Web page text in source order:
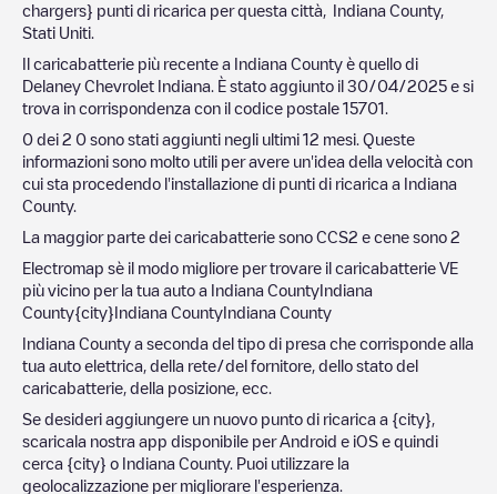
chargers} punti di ricarica per questa città, Indiana County,
Stati Uniti
Il caricabatterie più recente a Indiana County è quello di
Delaney Chevrolet Indiana . È stato aggiunto il 30/04/2025 e si
trova in corrispondenza con il codice postale 15701
0 dei 2 0 sono stati aggiunti negli ultimi 12 mesi. Queste
informazioni sono molto utili per avere un'idea della velocità con
cui sta procedendo l'installazione di punti di ricarica a Indiana
County.
La maggior parte dei caricabatterie sono CCS2 e cene sono 2
Electromap sè il modo migliore per trovare il caricabatterie VE
più vicino per la tua auto a Indiana CountyIndiana
County{city}Indiana CountyIndiana County
Indiana County a seconda del tipo di presa che corrisponde alla
tua auto elettrica, della rete/del fornitore, dello stato del
caricabatterie, della posizione, ecc.
Se desideri aggiungere un nuovo punto di ricarica a {city}
scaricala nostra app disponibile per Android e iOS e quindi
cerca {city} o Indiana County. Puoi utilizzare la
geolocalizzazione per migliorare l'esperienza.